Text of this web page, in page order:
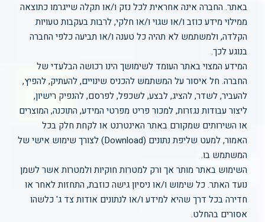
באתר. החברה אינה אחראית לכל נזק ו/או תקלה שייגרמו כתוצאה
ממילוי מידע כוזב ו/או שגוי ו/או חלקי, לרבות בעקבות טעויות
הקלדה, ולמשתמש לא תהיה כל טענה ו/או תביעה כלפי החברה
בנוגע לכך.
המידע המצוי באתר העומד לשימושך הינו רכושה הבלעדי של
החברה. חל איסור על המשתמש להכניס שינויים, להעתיק, להפיץ,
להעביר, לשדר, להציג, לבצע, לשכפל, לפרסם, להנפיק רישיון,
ליצור עבודות נגזרות, למכור פריט מפרטי המידע, התוכנה, המוצרים
או השירותים שמקורם באתר האינטרנט או לקחת חלק בכל
האמור, למעט שליפת נתונים (Download) לצורך שימוש אישי של
המשתמש בו.
השימוש באתר מותר אך ורק למטרות חוקיות ולמטרות אשר לשמן
נועד האתר. כל שימוש ו/או ניסיון גישה כוזבת, התחזות לאחר או
חדירה בכל דרך שהיא למידע ו/או לנתונים אודות צד ג' כלשהו
אסורים בהחלט.